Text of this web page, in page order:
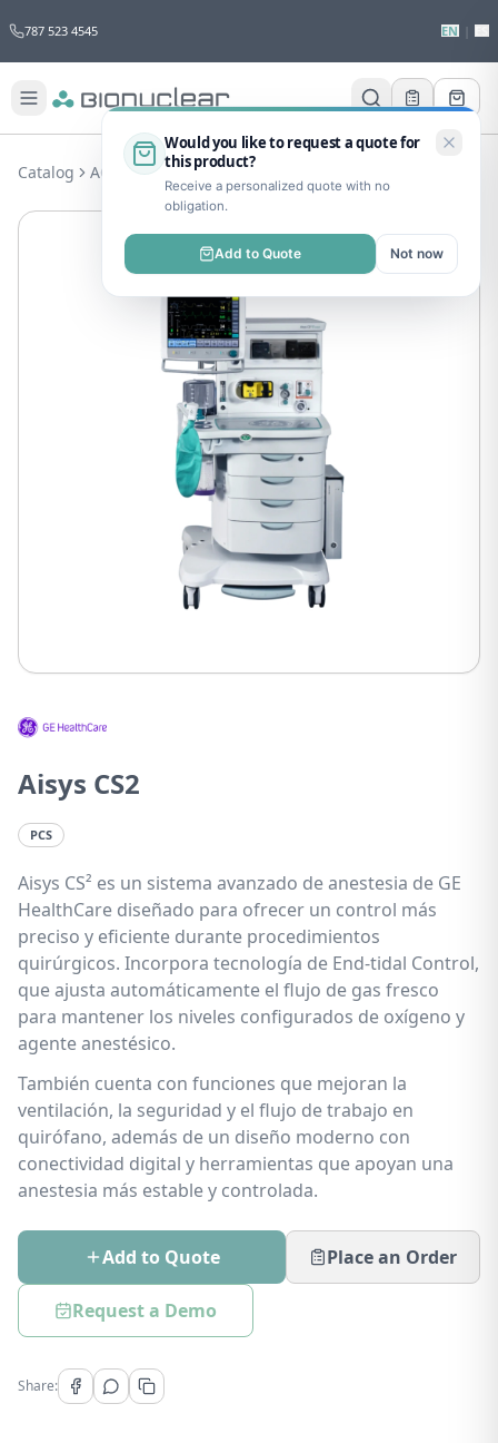
787 523 4545 EN
Would you like to request a quote for
this product?
Receive a personalized quote with no
obligation.
Add to Quote Not now
Catalog ACS PCS Aisys CS2
Aisys CS2
PCS
Aisys CS² es un sistema avanzado de anestesia de GE
HealthCare diseñado para ofrecer un control más
preciso y eficiente durante procedimientos
quirúrgicos. Incorpora tecnología de End-tidal Control,
que ajusta automáticamente el flujo de gas fresco
para mantener los niveles configurados de oxígeno y
agente anestésico.
También cuenta con funciones que mejoran la
ventilación, la seguridad y el flujo de trabajo en
quirófano, además de un diseño moderno con
conectividad digital y herramientas que apoyan una
anestesia más estable y controlada.
Add to Quote Place an Order
Request a Demo
Share: